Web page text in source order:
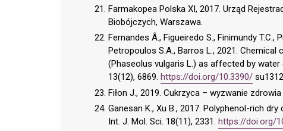
Farmakopea Polska XI, 2017. Urząd
Biobójczych, Warszawa.
Fernandes Â., Figueiredo S., Finimundy T.C.,
Petropoulos S.A., Barros L., 2021.
(Phaseolus vulgaris L.) as affected by
13(12), 6869. https://doi.org/10.3390/
Fiłon J., 2019. Cukrzyca – wyzwanie
Ganesan K., Xu B., 2017. Polyphenol-rich
Int. J. Mol. Sci. 18(11), 2331. https://doi.org/